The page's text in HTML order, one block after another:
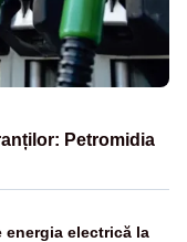
Petromidia
energia electrică la